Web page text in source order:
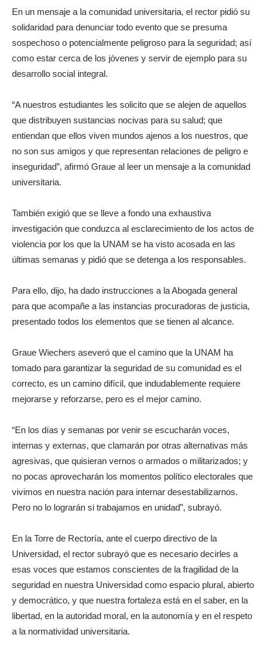
En un mensaje a la comunidad universitaria, el rector pidió su
solidaridad para denunciar todo evento que se presuma
sospechoso o potencialmente peligroso para la seguridad; así
como estar cerca de los jóvenes y servir de ejemplo para su
desarrollo social integral.
“A nuestros estudiantes les solicito que se alejen de aquellos
que distribuyen sustancias nocivas para su salud; que
entiendan que ellos viven mundos ajenos a los nuestros, que
no son sus amigos y que representan relaciones de peligro e
inseguridad”, afirmó Graue al leer un mensaje a la comunidad
universitaria.
También exigió que se lleve a fondo una exhaustiva
investigación que conduzca al esclarecimiento de los actos de
violencia por los que la UNAM se ha visto acosada en las
últimas semanas y pidió que se detenga a los responsables.
Para ello, dijo, ha dado instrucciones a la Abogada general
para que acompañe a las instancias procuradoras de justicia,
presentado todos los elementos que se tienen al alcance.
Graue Wiechers aseveró que el camino que la UNAM ha
tomado para garantizar la seguridad de su comunidad es el
correcto, es un camino difícil, que indudablemente requiere
mejorarse y reforzarse, pero es el mejor camino.
“En los días y semanas por venir se escucharán voces,
internas y externas, que clamarán por otras alternativas más
agresivas, que quisieran vernos o armados o militarizados; y
no pocas aprovecharán los momentos político electorales que
vivimos en nuestra nación para internar desestabilizarnos.
Pero no lo lograrán si trabajamos en unidad”, subrayó.
En la Torre de Rectoría, ante el cuerpo directivo de la
Universidad, el rector subrayó que es necesario decirles a
esas voces que estamos conscientes de la fragilidad de la
seguridad en nuestra Universidad como espacio plural, abierto
y democrático, y que nuestra fortaleza está en el saber, en la
libertad, en la autoridad moral, en la autonomía y en el respeto
a la normatividad universitaria.